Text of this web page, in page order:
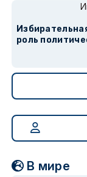
роль
В мире